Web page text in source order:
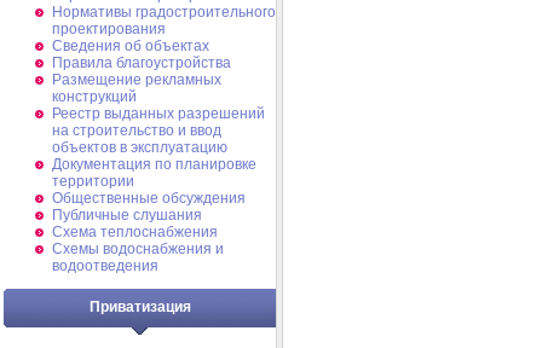
Нормативы градостроительного
проектирования
Сведения об объектах
Правила благоустройства
Размещение рекламных
конструкций
Реестр выданных разрешений
на строительство и ввод
объектов в эксплуатацию
Документация по планировке
территории
Общественные обсуждения
Публичные слушания
Схема теплоснабжения
Схемы водоснабжения и
водоотведения
Приватизация